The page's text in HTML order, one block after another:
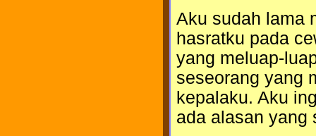
Aku sudah lama
hasratku pada
yang meluap-
seseorang yang
kepalaku. Aku
ada alasan yang